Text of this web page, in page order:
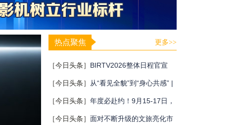
热点聚焦 更多>>
［今日头条］ BIRTV2026整体日程官宣
［今日头条］ 从“看见全貌”到“身心共感” |
“壁彩京华”第三场展览在松下安恒影艺空
间启幕
［今日头条］ 年度必赴约！9月15-17日，
闻信第28届广告新科技上海秋交会，重磅
［今日头条］ 面对不断升级的文旅亮化市